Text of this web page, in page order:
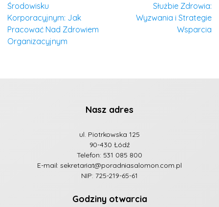
Środowisku
Korporacyjnym: Jak
Pracować Nad Zdrowiem
Organizacyjnym
Służbie Zdrowia:
Wyzwania i Strategie
Wsparcia
Nasz adres
ul. Piotrkowska 125
90-430 Łódź
Telefon: 531 085 800
E-mail:sekretariat@poradniasalomon.com.pl
NIP: 725-219-65-61
Godziny otwarcia